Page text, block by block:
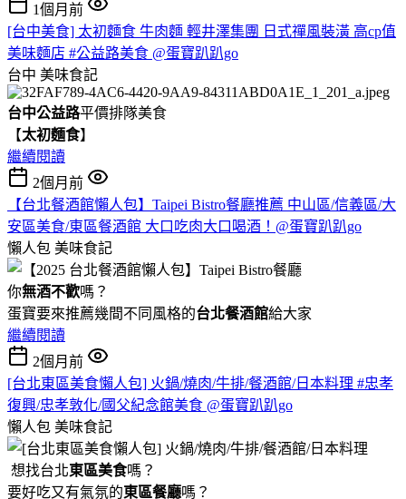
1個月前
[台中美食] 太初麵食 牛肉麵 輕井澤集團 日式禪風裝潢 高cp值
美味麵店 #公益路美食 @蛋寶趴趴go
台中 美味食記
台中公益路平價排隊美食
【太初麵食】
繼續閱讀
2個月前
【台北餐酒館懶人包】Taipei Bistro餐廳推薦 中山區/信義區/大
安區美食/東區餐酒館 大口吃肉大口喝酒！@蛋寶趴趴go
懶人包 美味食記
你無酒不歡嗎？
蛋寶要來推薦幾間不同風格的台北餐酒館給大家
繼續閱讀
2個月前
[台北東區美食懶人包] 火鍋/燒肉/牛排/餐酒館/日本料理 #忠孝
復興/忠孝敦化/國父紀念館美食 @蛋寶趴趴go
懶人包 美味食記
想找台北東區美食嗎？
要好吃又有氣氛的東區餐廳嗎？